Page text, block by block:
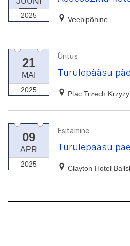
2025 Veebipõhine
21
MAI
2025
Üritus
Turulepääsu
Plac Trzech
09
APR
2025
Esitamine
Turulepääsu
Clayton Hotel